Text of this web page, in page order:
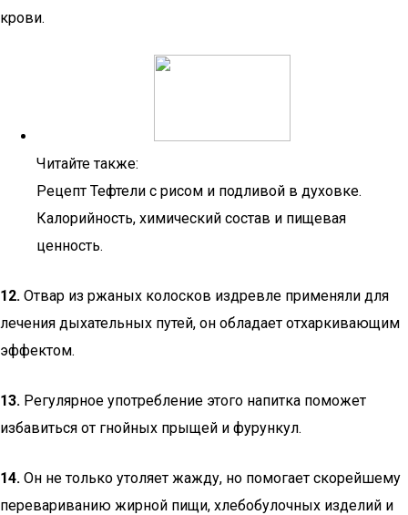
крови.
Читайте также:
Рецепт Тефтели с рисом и подливой в духовке.
Калорийность, химический состав и пищевая
ценность.
12. Отвар из ржаных колосков издревле применяли для
лечения дыхательных путей, он обладает отхаркивающим
эффектом.
13. Регулярное употребление этого напитка поможет
избавиться от гнойных прыщей и фурункул.
14. Он не только утоляет жажду, но помогает скорейшему
перевариванию жирной пищи, хлебобулочных изделий и